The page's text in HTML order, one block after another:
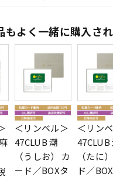
もよく一緒に購入さ
＜リンベル＞
47CLUB 潮
（うしお） カ
ード／BOXタ
＜リン
47CLUB
（たに
ド／